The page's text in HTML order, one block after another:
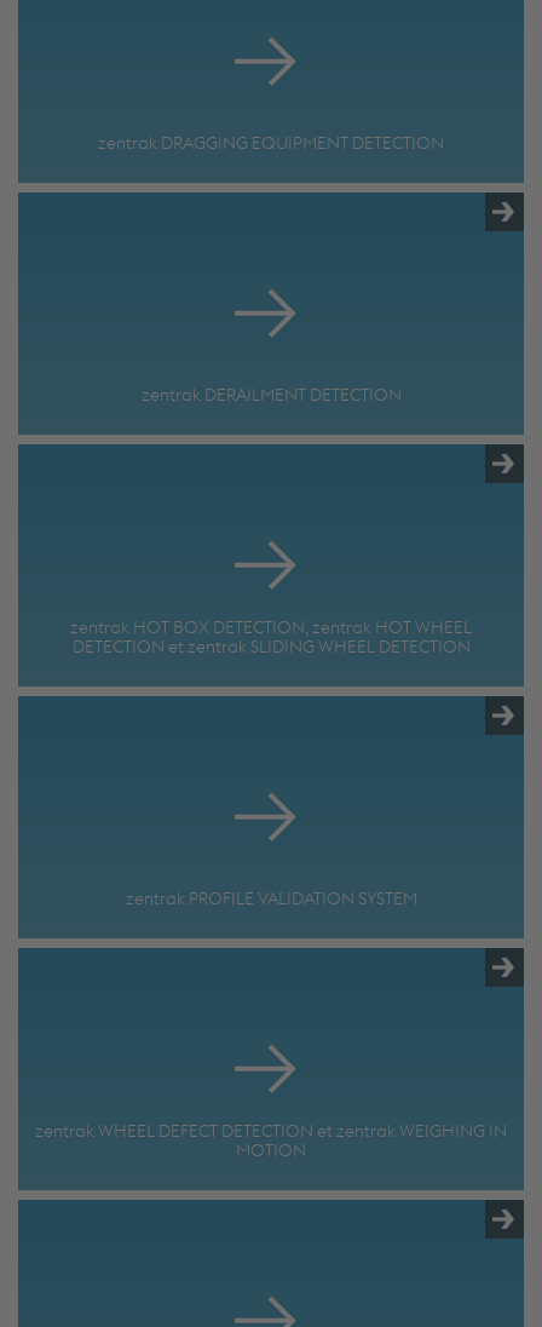
zentrak DRAGGING EQUIPMENT DETECTION
zentrak DERAILMENT DETECTION
zentrak HOT BOX DETECTION, zentrak HOT WHEEL
DETECTION et zentrak SLIDING WHEEL DETECTION
zentrak PROFILE VALIDATION SYSTEM
zentrak WHEEL DEFECT DETECTION et zentrak WEIGHING IN
MOTION